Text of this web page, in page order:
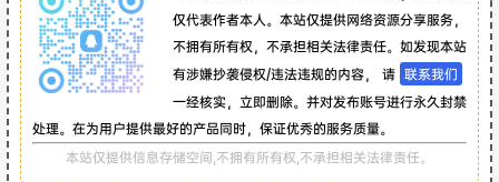
仅代表作者本人。本站仅提供网络资源分享服务，
不拥有所有权，不承担相关法律责任。如发现本站
有涉嫌抄袭侵权/违法违规的内容， 请 联系我们
一经核实，立即删除。并对发布账号进行永久封禁
处理。在为用户提供最好的产品同时，保证优秀的服务质量。
本站仅提供信息存储空间,不拥有所有权,不承担相关法律责任。